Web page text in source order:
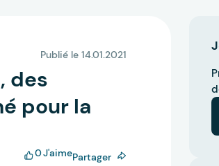
Publié le 14.01.2021
des
pour la
0J'aimePartager